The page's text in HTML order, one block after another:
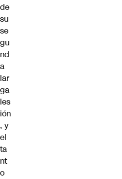
de
su
se
gu
nd
a
lar
ga
les
ión
, y
el
ta
nt
o